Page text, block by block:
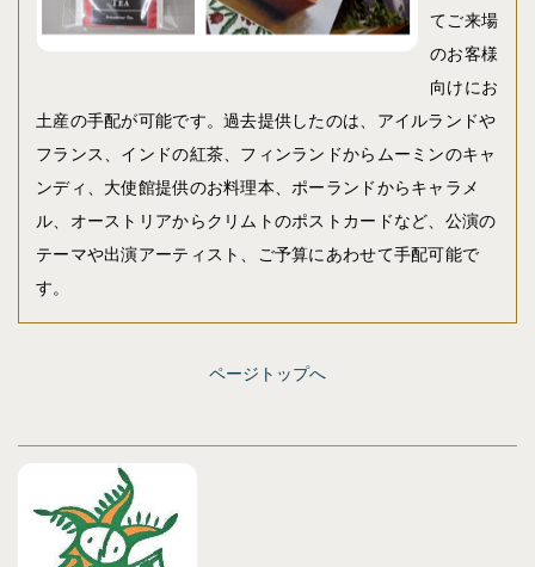
てご来場
のお客様
向けにお
土産の手配が可能です。過去提供したのは、アイルランドや
フランス、インドの紅茶、フィンランドからムーミンのキャ
ンディ、大使館提供のお料理本、ポーランドからキャラメ
ル、オーストリアからクリムトのポストカードなど、公演の
テーマや出演アーティスト、ご予算にあわせて手配可能で
す。
ページトップへ